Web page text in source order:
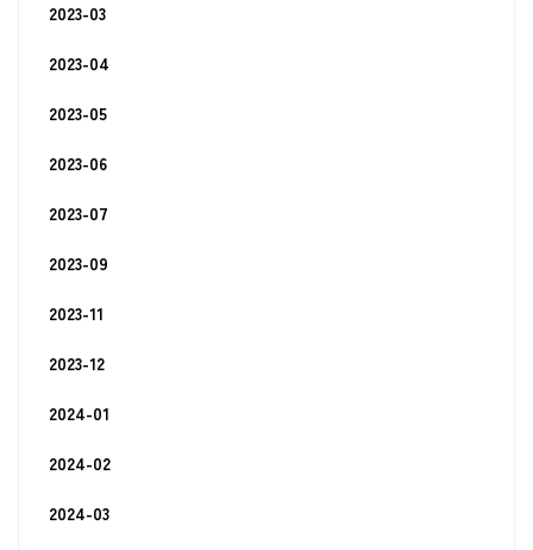
2023-03
2023-04
2023-05
2023-06
2023-07
2023-09
2023-11
2023-12
2024-01
2024-02
2024-03